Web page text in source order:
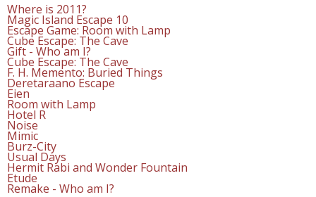
Where is 2011?
Magic Island Escape 10
Escape Game: Room with Lamp
Cube Escape: The Cave
Gift - Who am I?
Cube Escape: The Cave
F. H. Memento: Buried Things
Deretaraano Escape
Eien
Room with Lamp
Hotel R
Noise
Mimic
Burz-City
Usual Days
Hermit Rabi and Wonder Fountain
Etude
Remake - Who am I?